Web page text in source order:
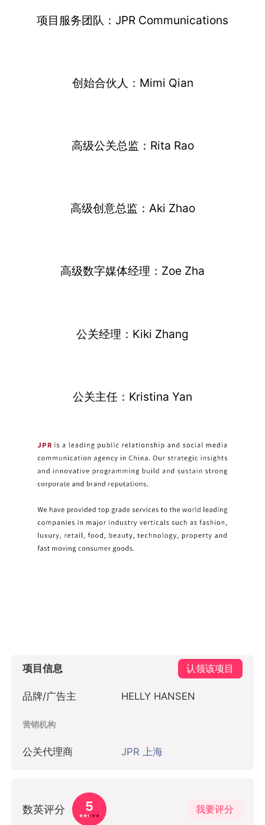
项目服务团队：JPR Communications
创始合伙人：Mimi Qian
高级公关总监：Rita Rao
高级创意总监：Aki Zhao
高级数字媒体经理：Zoe Zha
公关经理：Kiki Zhang
公关主任：Kristina Yan
项目信息 认领该项目
品牌/广告主 HELLY HANSEN
营销机构
公关代理商 JPR 上海
数英评分 5 我要评分